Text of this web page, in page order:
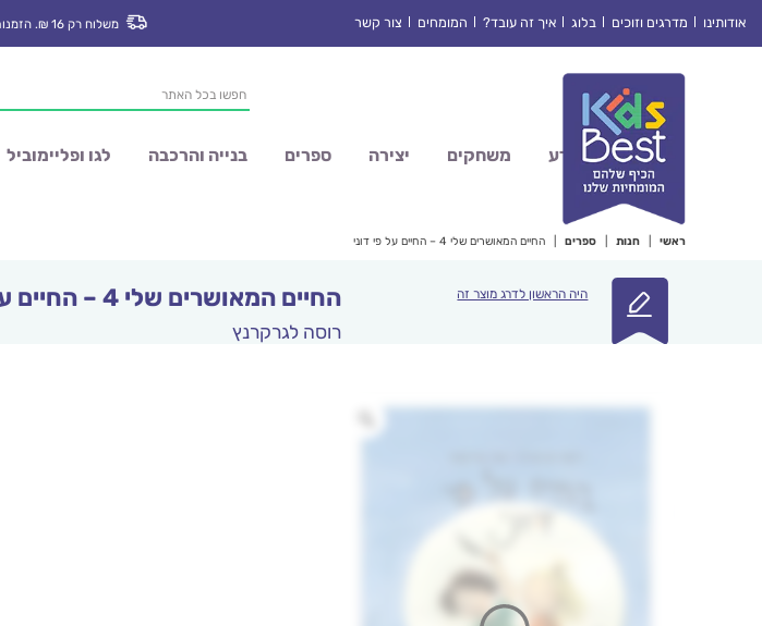
אודותינו מדרגים וזוכים בלוג איך זה עובד? המומחים צור קשר משלוח רק 16 ₪. הזמנות מעל 250 ₪ משלוח נק’ איסוף חינם
Products
search
מדע משחקים יצירה ספרים בנייה והרכבה לגו ופליימוביל
ראשי חנות ספרים החיים המאושרים שלי 4 – החיים על פי דוני
היה הראשון לדרג מוצר זה החיים המאושרים שלי 4 – החיים על פי דוני
רוסה לגרקרנץ